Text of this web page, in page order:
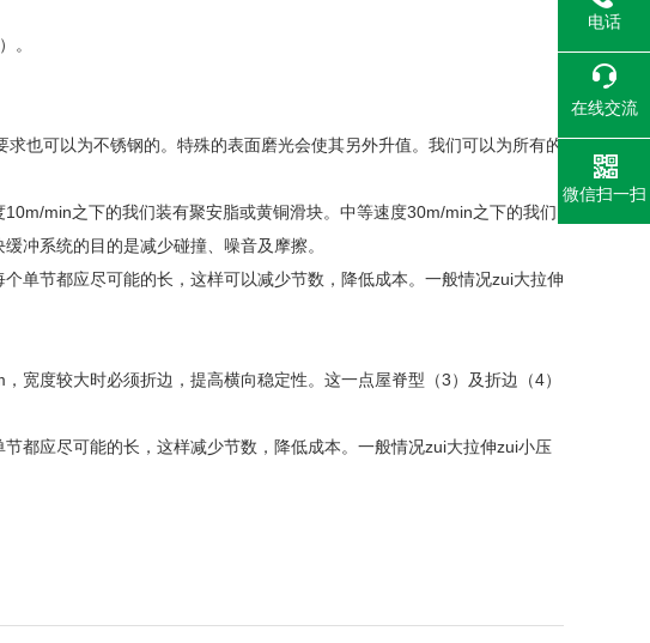
。
也可以为不锈钢的。特殊的表面磨光会使其另外升值。我们可以为所有的
min之下的我们装有聚安脂或黄铜滑块。中等速度30m/min之下的我们
冲系统的目的是减少碰撞、噪音及摩擦。
单节都应尽可能的长，这样可以减少节数，降低成本。一般情况zui大拉伸
宽度较大时必须折边，提高横向稳定性。这一点屋脊型（3）及折边（4）
都应尽可能的长，这样减少节数，降低成本。一般情况zui大拉伸zui小压
电话
在线交流
微信扫一扫